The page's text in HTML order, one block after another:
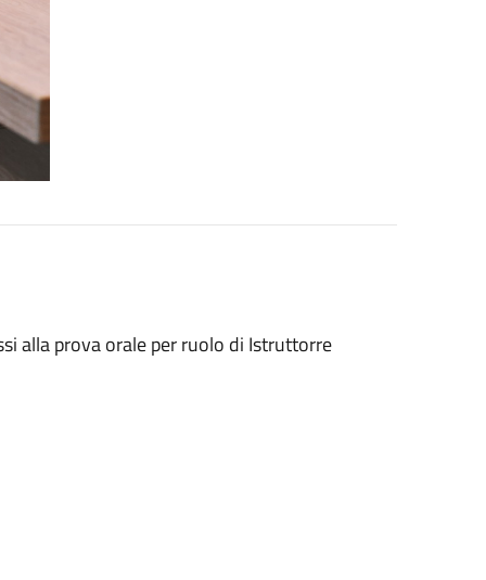
alla prova orale per ruolo di Istruttorre